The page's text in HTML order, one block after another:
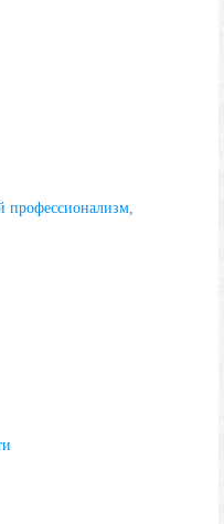
профессионализм,